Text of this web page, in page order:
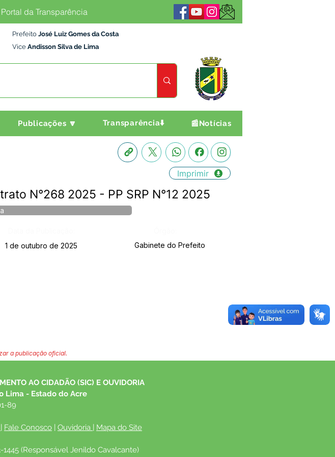
Portal da Transparência
Prefeito José Luiz Gomes da Costa
Vice Andisson Silva de Lima
Publicações 🔽 Transparência⬇️ 📰Notícias
Imprimir
N°268 2025 - PP SRP N°12 2025
1 de outubro de 2025 Gabinete do Prefeito
a publicação oficial.
AO CIDADÃO (SIC) E OUVIDORIA
Lima - Estado do Acre
89
| Fale Conosco | Ouvidoria | Mapa do Site
1445 (Responsável Jenildo Cavalcante)